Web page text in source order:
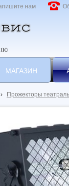
нам
МАГАЗИН
› Прожекторы